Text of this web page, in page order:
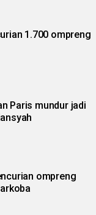
1.700 ompreng
Paris mundur jadi
ompreng